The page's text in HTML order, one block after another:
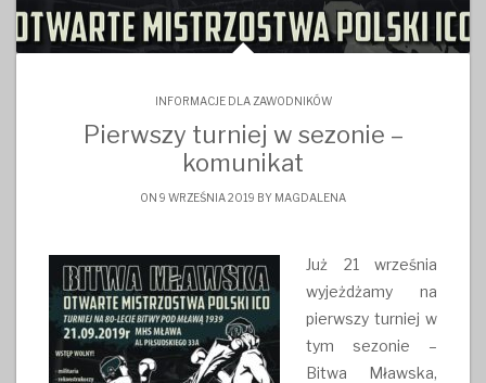
INFORMACJE DLA ZAWODNIKÓW
Pierwszy turniej w sezonie –
komunikat
ON 9 WRZEŚNIA 2019 BY MAGDALENA
Już 21 września
wyjeżdżamy na
pierwszy turniej w
tym sezonie –
Bitwa Mławska,